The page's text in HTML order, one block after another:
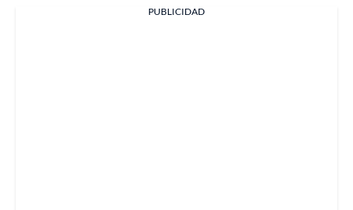
PUBLICIDAD